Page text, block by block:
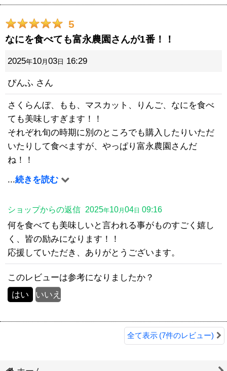
5
なにを食べても富永農園さんが1番！！
2025年10月 03 日 16:29
ぴんふ さん
さくらんぼ、もも、マスカット、りんご、なにを食べ
ても美味しすぎます！！
それぞれ旬の時期に別のところでも購入したりいただ
いたりして食べますが、やっぱり富永農園さんだ
ね！！
ってなりますヽ(*'▽'*)ノ
だからみんなに広まって購入できなくなるとちょっと
...続きを読む
ショップからの返信 2025年10月 04日 09:16
何を食べても美味しいと言われる事がものすごく嬉し
く、皆の励みになります！！
応援していただき、ありがとうございます。
このレビューは参考になりましたか？
はい いいえ
全て表示 (7件のレビュー)